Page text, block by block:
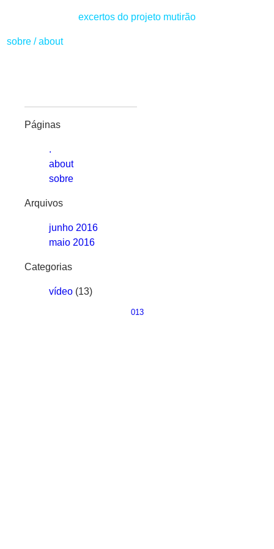
excertos do projeto mutirão
sobre / about
Páginas
.
about
sobre
Arquivos
junho 2016
maio 2016
Categorias
vídeo (13)
013